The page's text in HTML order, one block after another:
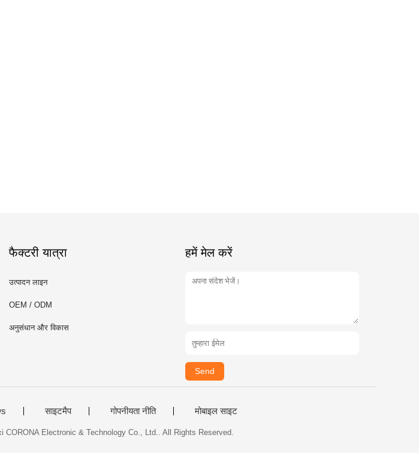
फैक्टरी यात्रा
उत्पादन लाइन
OEM / ODM
अनुसंधान और विकास
हमें मेल करें
Send
साइटमैप गोपनीयता नीति मोबाइल साइट
CORONA Electronic & Technology Co., Ltd.. All Rights Reserved.